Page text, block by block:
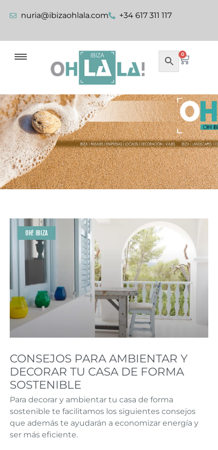
nuria@ibizaohlala.com +34 617 311 117
0
OH! IBIZA
CONSEJOS PARA AMBIENTAR Y
DECORAR TU CASA DE FORMA
SOSTENIBLE
Para decorar y ambientar tu casa de forma
sostenible te facilitamos los siguientes consejos
que además te ayudarán a economizar energía y
ser más eficiente.